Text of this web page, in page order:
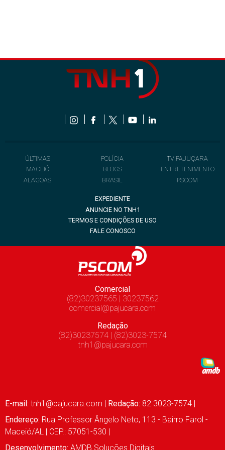
ÚLTIMAS
MACEIÓ
ALAGOAS
POLÍCIA
BLOGS
BRASIL
TV PAJUÇARA
ENTRETENIMENTO
PSCOM
EXPEDIENTE
ANUNCIE NO TNH1
TERMOS E CONDIÇÕES DE USO
FALE CONOSCO
Comercial
(82)30237565 | 30237562
comercial@pajucara.com
Redação
(82)30237574 | (82)3023-7574
tnh1@pajucara.com
E-mail: tnh1@pajucara.com Redação: 82 3023-7574 |
Endereço: Rua Professor Ângelo Neto, 113 - Bairro Farol -
Maceió/AL | CEP.: 57051-530 |
Desenvolvimento: AMDB Soluções Digitais